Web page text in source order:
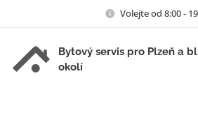
Volejte od 8:00 -
Bytový servis pro Plzeň a
okolí